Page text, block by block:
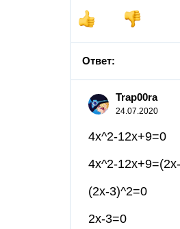
Ответ:
Trap00ra
24.07.2020
4x^2-12x+9=0
4x^2-
(2x-3)^2=0
2x-3=0